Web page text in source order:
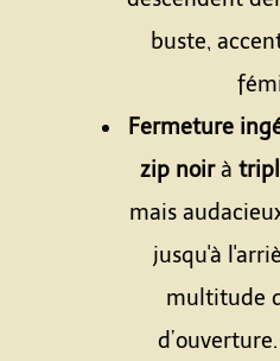
buste,
Fermeture
zip noirà
mais
jusqu'à
multitude